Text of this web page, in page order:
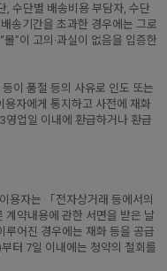
, 수단별 배송비용 부담자, 수단
송기간을 초과한 경우에는 그로
”이 고의·과실이 없음을 입증한
이 품절 등의 사유로 인도 또는
용자에게 통지하고 사전에 재화
영업일 이내에 환급하거나 환급
용자는 「전자상거래 등에서의
약내용에 관한 서면을 받은 날
루어진 경우에는 재화 등을 공급
터 7일 이내에는 청약의 철회를